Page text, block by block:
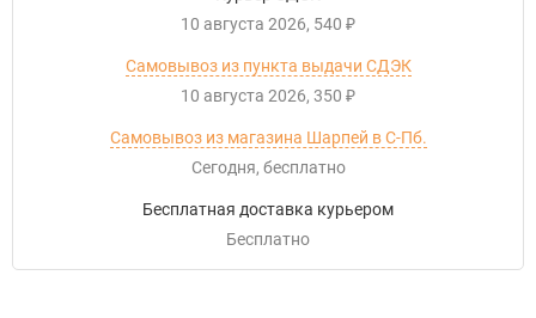
10 августа 2026 540 ₽
Самовывоз из пункта выдачи СДЭК
10 августа 2026 350 ₽
Самовывоз из магазина Шарпей в С-Пб.
Сегодня
Бесплатно
Бесплатная доставка курьером
Бесплатно